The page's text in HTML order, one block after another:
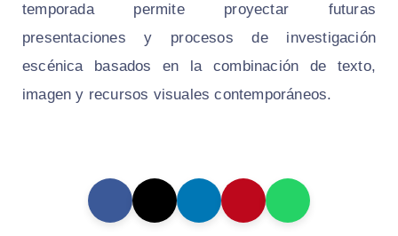
temporada permite proyectar futuras
presentaciones y procesos de investigación
escénica basados en la combinación de texto,
imagen y recursos visuales contemporáneos.